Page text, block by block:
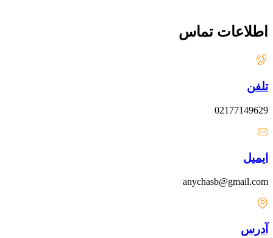
اطلاعات تماس
تلفن
02177149629
ایمیل
anychasb@gmail.com
آدرس